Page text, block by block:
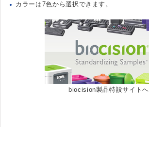
カラーは7色から選択できます。
biocision製品特設サイトへ